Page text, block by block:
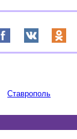
Ставрополь